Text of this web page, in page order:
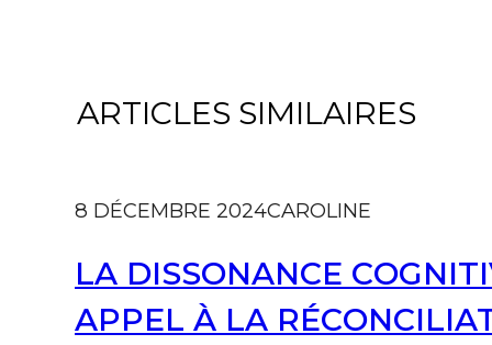
ARTICLES SIMILAIRES
8 DÉCEMBRE 2024CAROLINE
LA DISSONANCE
APPEL À LA